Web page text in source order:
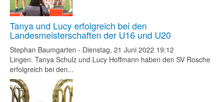
Tanya und Lucy erfolgreich bei den
Landesmeisterschaften der U16 und U20
Stephan Baumgarten - Dienstag, 21 Juni 2022 19:12
Lingen. Tanya Schulz und Lucy Hoffmann haben den SV Rosche
erfolgreich bei den...